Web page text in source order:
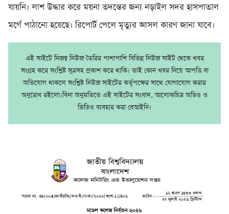
যায়নি। লাশ উদ্ধার করে ময়না তদন্তের জন্য নড়াইল সদর হাসপাতাল
মর্গে পাঠানো হয়েছে। রিপোর্ট পেলে মৃত্যুর আসল কারণ জানা যাবে।
এই সাইটে নিজম্ব নিউজ তৈরির পাশাপাশি বিভিন্ন নিউজ সাইট থেকে খবর
সংগ্রহ করে সংশ্লিষ্ট সূত্রসহ প্রকাশ করে থাকি। তাই কোন খবর নিয়ে আপত্তি বা
অভিযোগ থাকলে সংশ্লিষ্ট নিউজ সাইটের কর্তৃপক্ষের সাথে যোগাযোগ করার
অনুরোধ রইলো।বিনা অনুমতিতে এই সাইটের সংবাদ, আলোকচিত্র অডিও ও
ভিডিও ব্যবহার করা বেআইনি।